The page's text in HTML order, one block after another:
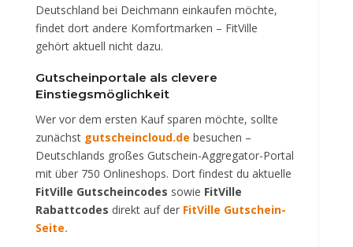
Deutschland bei Deichmann einkaufen möchte,
findet dort andere Komfortmarken – FitVille
gehört aktuell nicht dazu.
Gutscheinportale als clevere
Einstiegsmöglichkeit
Wer vor dem ersten Kauf sparen möchte, sollte
zunächst gutscheincloud.de besuchen –
Deutschlands großes Gutschein-Aggregator-Portal
mit über 750 Onlineshops. Dort findest du aktuelle
FitVille Gutscheincodes sowie FitVille
Rabattcodes direkt auf der FitVille Gutschein-
Seite.